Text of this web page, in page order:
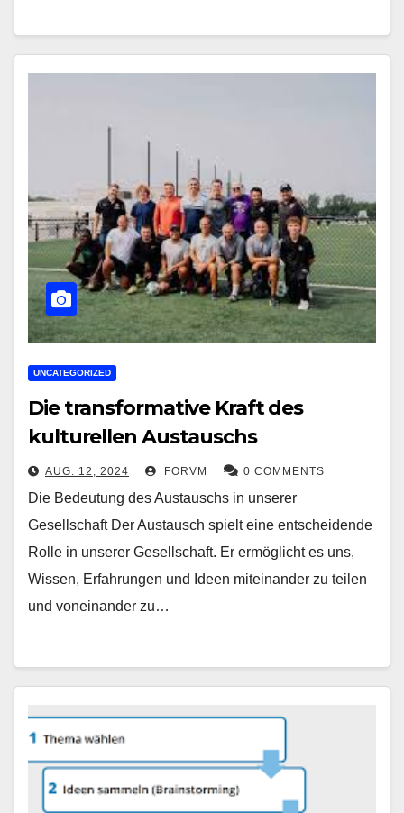
UNCATEGORIZED
Die transformative Kraft des
kulturellen Austauschs
AUG. 12, 2024 FORVM 0 COMMENTS
Die Bedeutung des Austauschs in unserer
Gesellschaft Der Austausch spielt eine entscheidende
Rolle in unserer Gesellschaft. Er ermöglicht es uns,
Wissen, Erfahrungen und Ideen miteinander zu teilen
und voneinander zu…